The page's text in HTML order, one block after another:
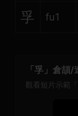
孚 fu1
「孚」倉頡
觀看短片示範